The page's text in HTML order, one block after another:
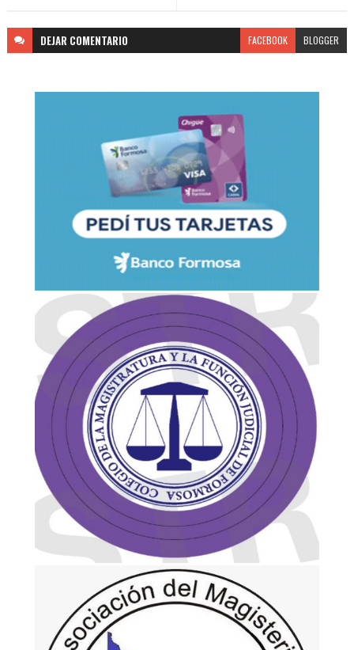
DEJAR COMENTARIO FACEBOOK BLOGGER